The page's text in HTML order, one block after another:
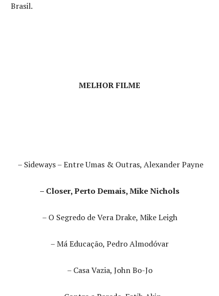
Brasil.
MELHOR FILME
– Sideways – Entre Umas & Outras, Alexander Payne
– Closer, Perto Demais, Mike Nichols
– O Segredo de Vera Drake, Mike Leigh
– Má Educação, Pedro Almodóvar
– Casa Vazia, John Bo-Jo